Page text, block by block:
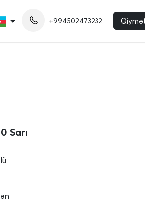
+994502473232
Sarı